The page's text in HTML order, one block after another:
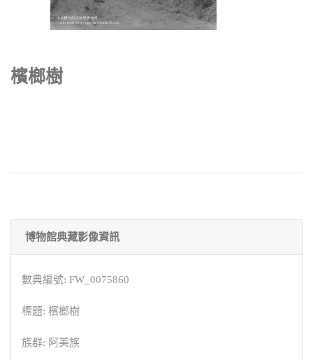
檳榔樹
博物館典藏影像資訊
數典編號: FW_0075860
標題: 檳榔樹
族群: 阿美族